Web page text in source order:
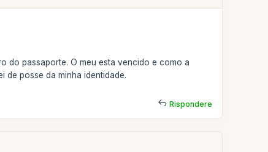
do passaporte. O meu esta vencido e como a
de posse da minha identidade.
Rispondere